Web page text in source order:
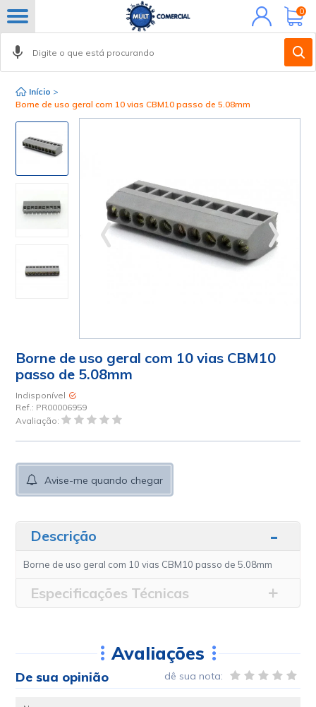
Minha
conta
0
Início >
Borne de uso geral com 10 vias CBM10 passo de 5.08mm
Borne de uso geral com 10 vias CBM10
passo de 5.08mm
Indisponível
Ref.: PR00006959
Avaliação:
Avise-me quando chegar
Descrição
Borne de uso geral com 10 vias CBM10 passo de 5.08mm
Especificações Técnicas
Avaliações
De sua opinião dê sua nota: